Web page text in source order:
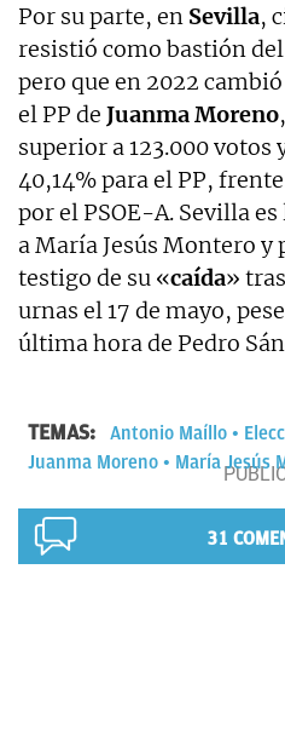
Por su parte, en Sevilla,
resistió como bastión del
pero que en 2022
el PP de Juanma Moreno
superior a 123.000 votos
40,14% para el PP,
por el PSOE-A. Sevilla
a María Jesús Montero y
testigo de su «caída»
urnas el 17 de mayo,
última hora de Pedro
TEMAS: Antonio Maíllo
Juanma Moreno
María Jesús
31